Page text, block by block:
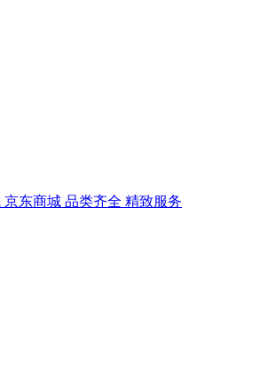
京东商城 品类齐全 精致服务